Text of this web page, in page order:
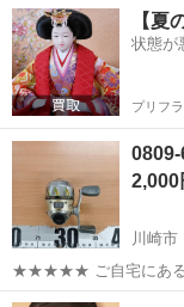
神奈川 横浜市 馬
【夏
状態が
プリフラ
2,000
川崎市
★★★★★ ご自宅にある
みしませんか？ 家電、
神奈川 川崎市